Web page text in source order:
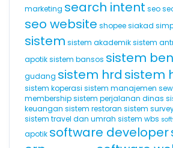
marketing search intent seo
seo website shopeesiakad
sistem sistem akademiksistem
apotiksistem bansos sistem
gudang sistem hrd sistem
sistem koperasi sistem manajemen
membershipsistem perjalanan dinas
keuangan sistem restoran sistem
sistem travel dan umrah sistem wbs
apotik software developer